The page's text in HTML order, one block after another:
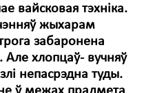
вайсковая тэхніка.
жыхарам
забаронена
Але хлопцаў- вучняў
непасрэдна туды.